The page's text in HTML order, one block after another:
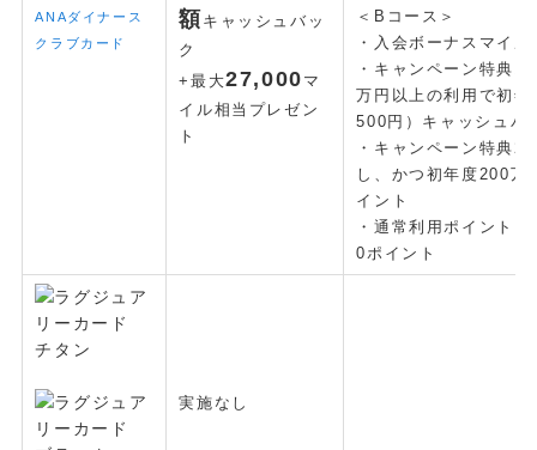
ANAダイナース
クラブカード
額キャッシュバッ
ク
+最大27,000 マ
イル相当プレゼン
ト
＜Bコース＞
・入会ボーナスマイ
・キャンペーン特典1
万円以上の利用で初
500円）キャッシュバ
・キャンペーン特典2
し、かつ初年度200万
イント
・通常利用ポイント
0ポイント
実施なし